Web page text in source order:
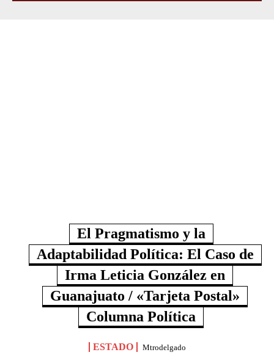
El Pragmatismo y la
Adaptabilidad Política: El Caso de
Irma Leticia González en
Guanajuato / «Tarjeta Postal»
Columna Política
ESTADO Mtrodelgado